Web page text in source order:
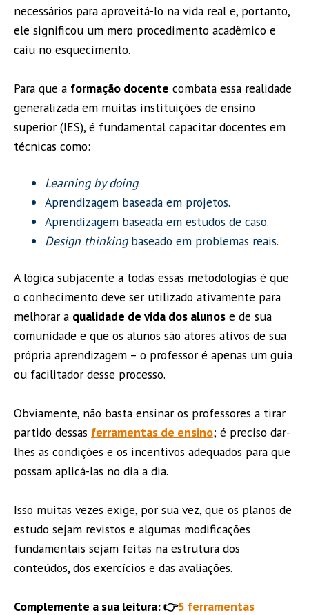
necessários para aproveitá-lo na vida real e, portanto,
ele significou um mero procedimento acadêmico e
caiu no esquecimento.
Para que a formação docente combata essa realidade
generalizada em muitas instituições de ensino
superior (IES), é fundamental capacitar docentes em
técnicas como:
Learning by doing.
Aprendizagem baseada em projetos.
Aprendizagem baseada em estudos de caso.
Design thinkingbaseado em problemas reais.
A lógica subjacente a todas essas metodologias é que
o conhecimento deve ser utilizado ativamente para
melhorar a qualidade de vida dos alunos e de sua
comunidade e que os alunos são atores ativos de sua
própria aprendizagem – o professor é apenas um guia
ou facilitador desse processo.
Obviamente, não basta ensinar os professores a tirar
partido dessas ferramentas de ensino; é preciso dar-
lhes as condições e os incentivos adequados para que
possam aplicá-las no dia a dia.
Isso muitas vezes exige, por sua vez, que os planos de
estudo sejam revistos e algumas modificações
fundamentais sejam feitas na estrutura dos
conteúdos, dos exercícios e das avaliações.
Complemente a sua leitura: 👉5 ferramentas